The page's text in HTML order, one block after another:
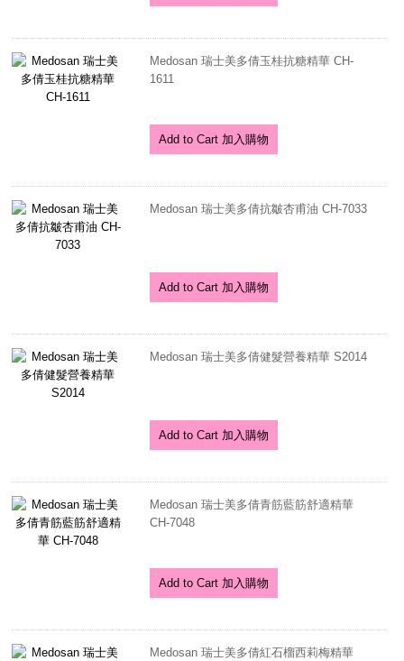
Medosan 瑞士美多倩玉桂抗糖精華 CH-
1611
Add to Cart 加入購物
Medosan 瑞士美多倩抗皺杏甫油 CH-7033
Add to Cart 加入購物
Medosan 瑞士美多倩健髮營養精華 S2014
Add to Cart 加入購物
Medosan 瑞士美多倩青筋藍筋舒適精華
CH-7048
Add to Cart 加入購物
Medosan 瑞士美多倩紅石榴西莉梅精華